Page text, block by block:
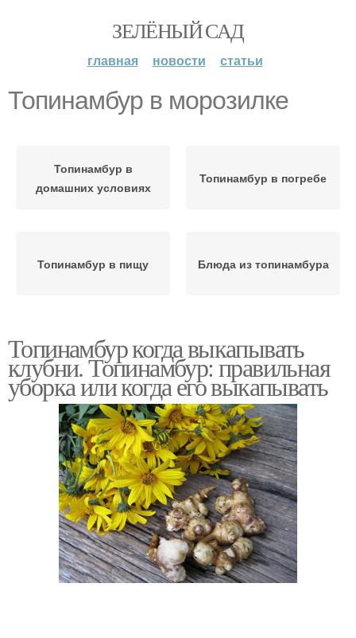
ЗЕЛЁНЫЙ САД
главная новости статьи
Топинамбур в морозилке
Топинамбур в
домашних условиях
Топинамбур в погребе
Топинамбур в пищу Блюда из топинамбура
Топинамбур когда выкапывать
клубни. Топинамбур: правильная
уборка или когда его выкапывать